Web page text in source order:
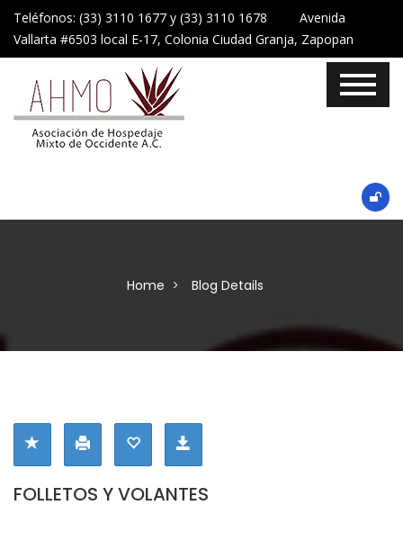
Teléfonos: (33) 3110 1677 y (33) 3110 1678 Avenida
Vallarta #6503 local E-17, Colonia Ciudad Granja, Zapopan
Home Blog Details
FOLLETOS Y VOLANTES